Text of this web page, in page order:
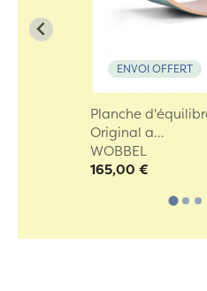
ENVOI OFFERT
Planche
Original a...
WOBBEL
165,00 €